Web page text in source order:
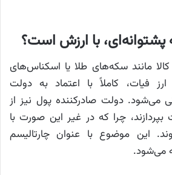
با ارزش است؟
مانند سکه‌های طلا یا اسکناس‌های
ارز فیات، کاملاً با اعتماد به دولت
می‌شود. دولت صادرکننده پول نیز از
چرا که در غیر این صورت با
این موضوع با عنوان چارتالیسم